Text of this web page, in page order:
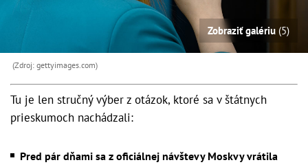
Zobraziť galériu (5)
(Zdroj: gettyimages.com)
Tu je len stručný výber z otázok, ktoré sa v štátnych
prieskumoch nachádzali:
Pred pár dňami sa z oficiálnej návštevy Moskvy vrátila